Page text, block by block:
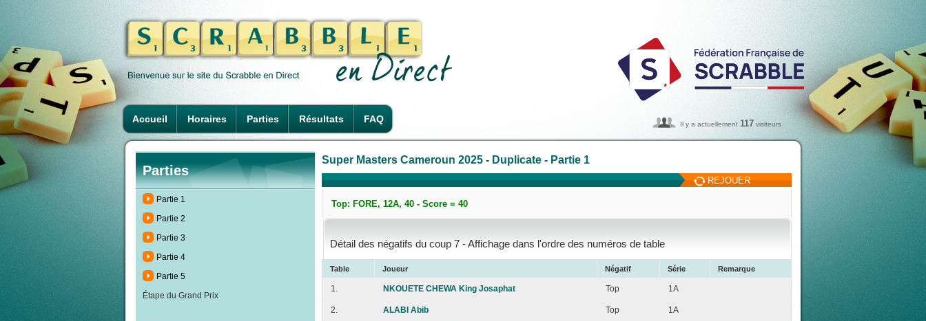
Accueil Horaires Parties Résultats FAQ Il y a actuellement 117 visiteurs
Parties
Partie 1
Partie 2
Partie 3
Partie 4
Partie 5
Étape du Grand Prix
Super Masters Cameroun 2025 - Duplicate - Partie 1
REJOUER
Top: FORE, 12A, 40 - Score = 40
Détail des négatifs du coup 7 - Affichage dans l'ordre des numéros de table
Table Joueur Négatif Série Remarque
1. NKOUETE CHEWA King Josaphat Top 1A
2. ALABI Abib Top 1A